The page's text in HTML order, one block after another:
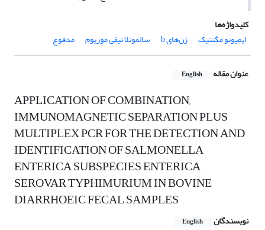
کلیدواژه‌ها
ایمیونو مگنتیک
ژن‌های b سالمونلا تیفی موریوم مدفوع
عنوان مقاله English
APPLICATION OF COMBINATION,
IMMUNOMAGNETIC SEPARATION PLUS
MULTIPLEX PCR FOR THE DETECTION AND
IDENTIFICATION OF SALMONELLA
ENTERICA SUBSPECIES ENTERICA
SEROVAR TYPHIMURIUM IN BOVINE
DIARRHOEIC FECAL SAMPLES
نویسندگان English